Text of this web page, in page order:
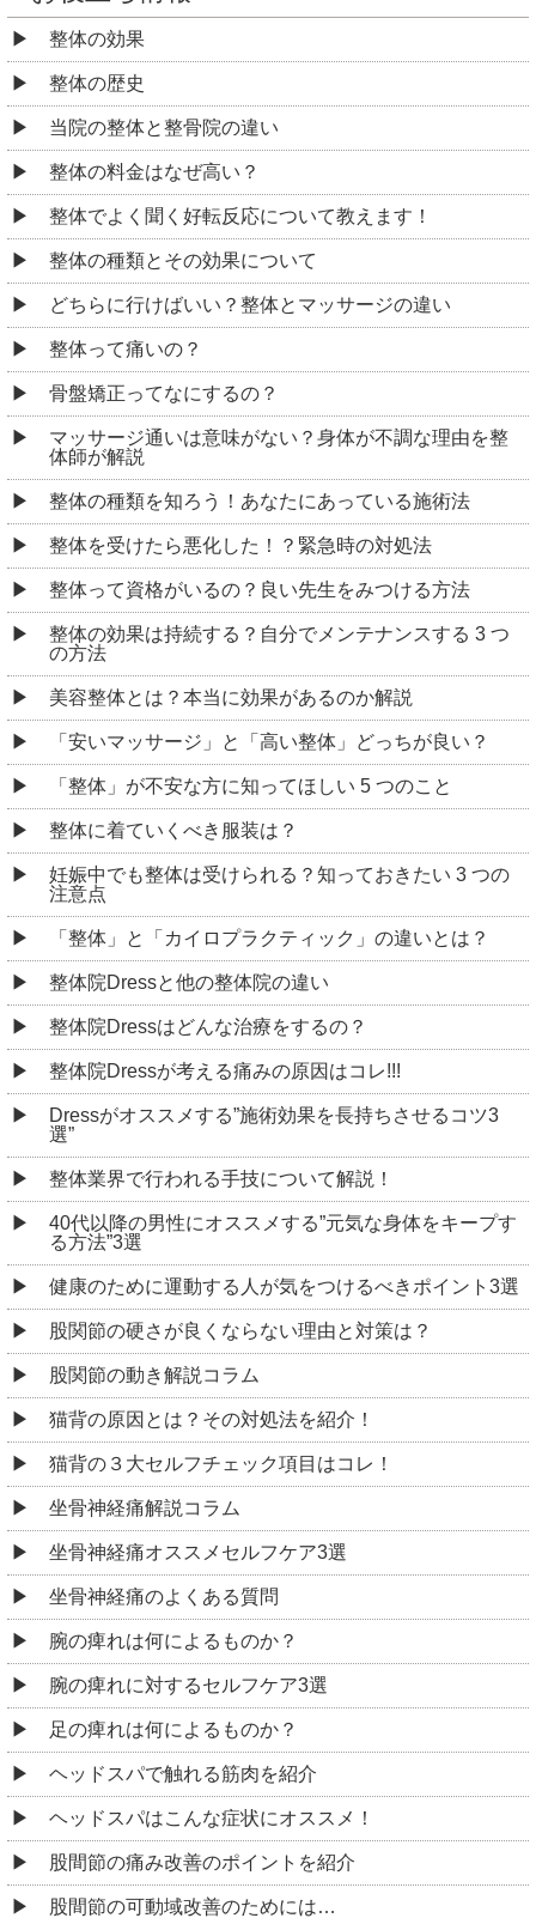
整体の効果
整体の歴史
当院の整体と整骨院の違い
整体の料金はなぜ高い？
整体でよく聞く好転反応について教えます！
整体の種類とその効果について
どちらに行けばいい？整体とマッサージの違い
整体って痛いの？
骨盤矯正ってなにするの？
マッサージ通いは意味がない？身体が不調な理由を整
体師が解説
整体の種類を知ろう！あなたにあっている施術法
整体を受けたら悪化した！？緊急時の対処法
整体って資格がいるの？良い先生をみつける方法
整体の効果は持続する？自分でメンテナンスする 3 つ
の方法
美容整体とは？本当に効果があるのか解説
「安いマッサージ」と「高い整体」どっちが良い？
「整体」が不安な方に知ってほしい 5 つのこと
整体に着ていくべき服装は？
妊娠中でも整体は受けられる？知っておきたい 3 つの
注意点
「整体」と「カイロプラクティック」の違いとは？
整体院Dressと他の整体院の違い
整体院Dressはどんな治療をするの？
整体院Dressが考える痛みの原因はコレ!!!
Dressがオススメする”施術効果を長持ちさせるコツ3
選”
整体業界で行われる手技について解説！
40代以降の男性にオススメする”元気な身体をキープす
る方法”3選
健康のために運動する人が気をつけるべきポイント3選
股関節の硬さが良くならない理由と対策は？
股関節の動き解説コラム
猫背の原因とは？その対処法を紹介！
猫背の３大セルフチェック項目はコレ！
坐骨神経痛解説コラム
坐骨神経痛オススメセルフケア3選
坐骨神経痛のよくある質問
腕の痺れは何によるものか？
腕の痺れに対するセルフケア3選
足の痺れは何によるものか？
ヘッドスパで触れる筋肉を紹介
ヘッドスパはこんな症状にオススメ！
股間節の痛み改善のポイントを紹介
股間節の可動域改善のためには…